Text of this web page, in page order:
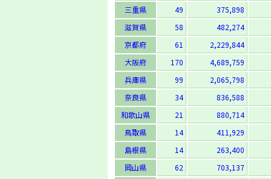
三重県
49
375,898
滋賀県
58
482,274
京都府
61
2,229,844
大阪府
170
4,689,759
兵庫県
99
2,065,798
奈良県
34
836,588
和歌山県
21
880,714
鳥取県
14
411,929
島根県
14
263,400
岡山県
62
703,137